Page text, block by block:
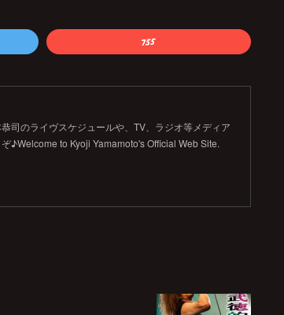
司のライヴスケジュールや、TV、ラジオ等メディア
♪Welcome to Kyoji Yamamoto's Official Web Site.